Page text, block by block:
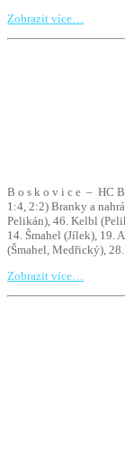
Zobrazit více…
B o s k o v i c e – HC
1:4, 2:2) Branky a
Pelikán), 46. Kelbl
14. Šmahel (Jílek), 19.
(Šmahel, Medřický), 28.
Zobrazit více…